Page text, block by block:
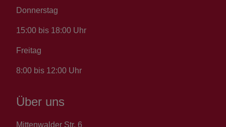
Donnerstag
15:00 bis 18:00 Uhr
Freitag
8:00 bis 12:00 Uhr
Über uns
Mittenwalder Str. 6